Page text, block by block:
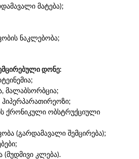
მატება);
ნაკლებობა;
დონე:
მალაბსორბცია;
ქრონიკული ობსტრუქციული
(გარდამავალი შემცირება);
(მუდმივი კლება).